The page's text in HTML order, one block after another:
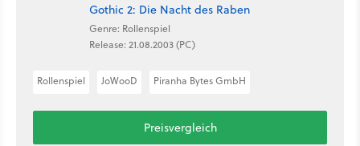
Gothic 2: Die Nacht des Raben
Genre: Rollenspiel
Release: 21.08.2003 (PC)
Rollenspiel JoWooD Piranha Bytes GmbH
Preisvergleich